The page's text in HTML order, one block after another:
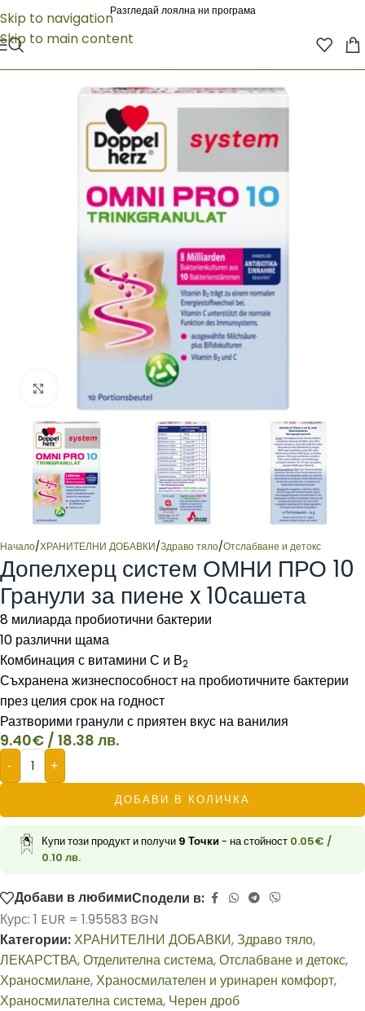
Skip to navigation
Skip to main content
Разгледай лоялна ни програма
Click to enlarge
Начало/ХРАНИТЕЛНИ ДОБАВКИ/Здраво тяло/Отслабване и детокс
Допелхерц систем ОМНИ ПРО 10
Гранули за пиене x 10сашета
8 милиарда пробиотични бактерии
10 различни щама
Комбинация с витамини С и В2
Съхранена жизнеспособност на пробиотичните бактерии
през целия срок на годност
Разтворими гранули с приятен вкус на ванилия
9.40€ / 18.38 лв.
- +
ДОБАВИ В КОЛИЧКА
Купи този продукт и получи 9 Точки- на стойност 0.05€ /
0.10 лв.
Добави в любимиСподели в:
Курс: 1 EUR = 1.95583 BGN
Категории:ХРАНИТЕЛНИ ДОБАВКИ,Здраво тяло,
ЛЕКАРСТВА,Отделителна система,Отслабване и детокс,
Храносмилане,Храносмилателен и уринарен комфорт,
Храносмилателна система, Черен дроб